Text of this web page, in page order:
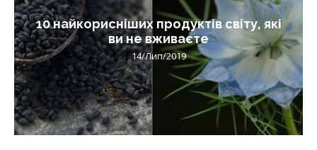
10 найкорисніших продуктів світу, які
ви не вживаєте
14/Лип/2019